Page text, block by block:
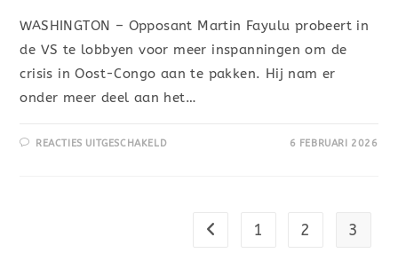
WASHINGTON – Opposant Martin Fayulu probeert in
de VS te lobbyen voor meer inspanningen om de
crisis in Oost-Congo aan te pakken. Hij nam er
onder meer deel aan het…
REACTIES UITGESCHAKELD 6 FEBRUARI 2026
1 2 3